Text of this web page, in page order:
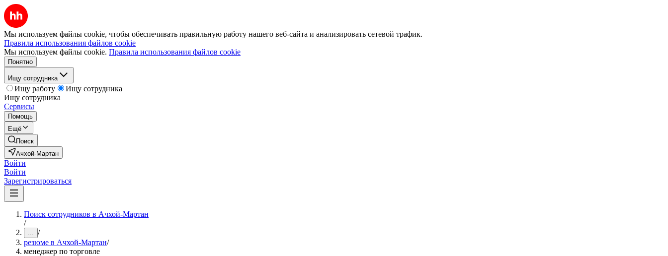
Мы используем файлы cookie, чтобы обеспечивать правильную работу нашего веб-сайта и анализировать сетевой трафик.
Правила использования файлов cookie
Мы используем файлы cookie. Правила использования файлов cookie
Понятно
Ищу сотрудника
Ищу работу
Ищу сотрудника
Ищу сотрудника
Сервисы
Помощь
Ещё
Поиск
Ачхой-Мартан
Войти
Войти
Зарегистрироваться
Поиск сотрудников в Ачхой-Мартан
/
... /
резюме в Ачхой-Мартан/
менеджер по торговле